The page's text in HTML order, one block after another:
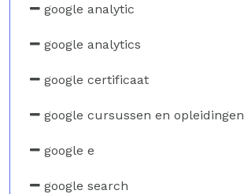
google analytic
google analytics
google certificaat
google cursussen en opleidingen
google e
google search